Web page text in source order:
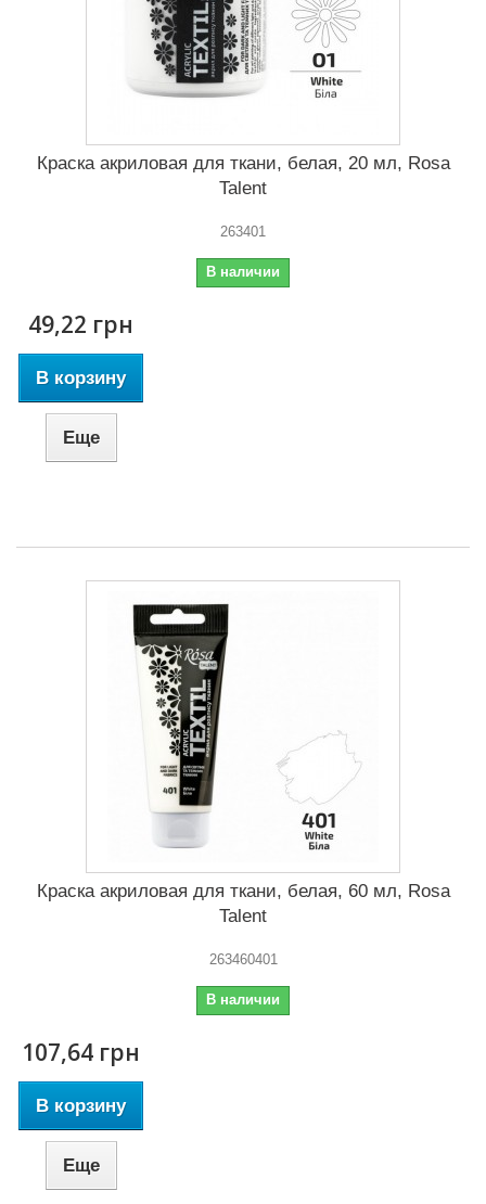
Краска акриловая для ткани, белая, 20 мл, Rosa
Talent
263401
В наличии
49,22 грн
В корзину
Еще
Краска акриловая для ткани, белая, 60 мл, Rosa
Talent
263460401
В наличии
107,64 грн
В корзину
Еще